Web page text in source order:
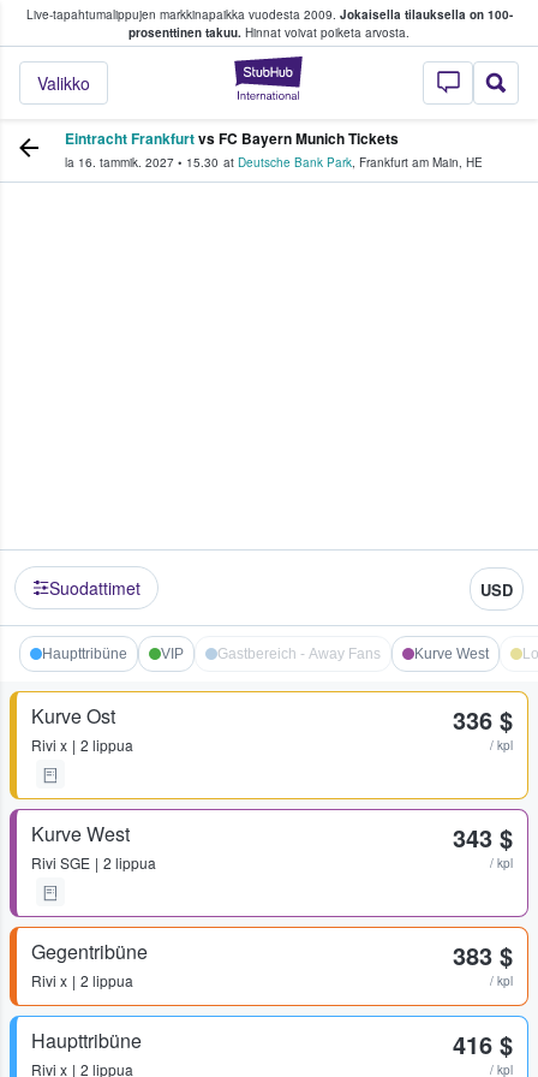
Live-tapahtumalippujen markkinapaikka vuodesta 2009. Jokaisella tilauksella on 100-
prosenttinen takuu. Hinnat voivat poiketa arvosta.
StubHub -
Valikko
fanit ostavat ja myyvät lippuja
Eintracht Frankfurtvs FC Bayern Munich Tickets
la 16. tammik. 2027 • 15.30 at Deutsche Bank Park, Frankfurt am Main, HE
Suodattimet USD
Haupttribüne VIP Gastbereich - Away Fans Kurve West
Kurve Ost
Rivi x 2 lippua
336 $
/ kpl
Kurve West
Rivi SGE 2 lippua
343 $
/ kpl
Gegentribüne
Rivi x 2 lippua
383 $
/ kpl
Haupttribüne
Rivi x 2 lippua
416 $
/ kpl